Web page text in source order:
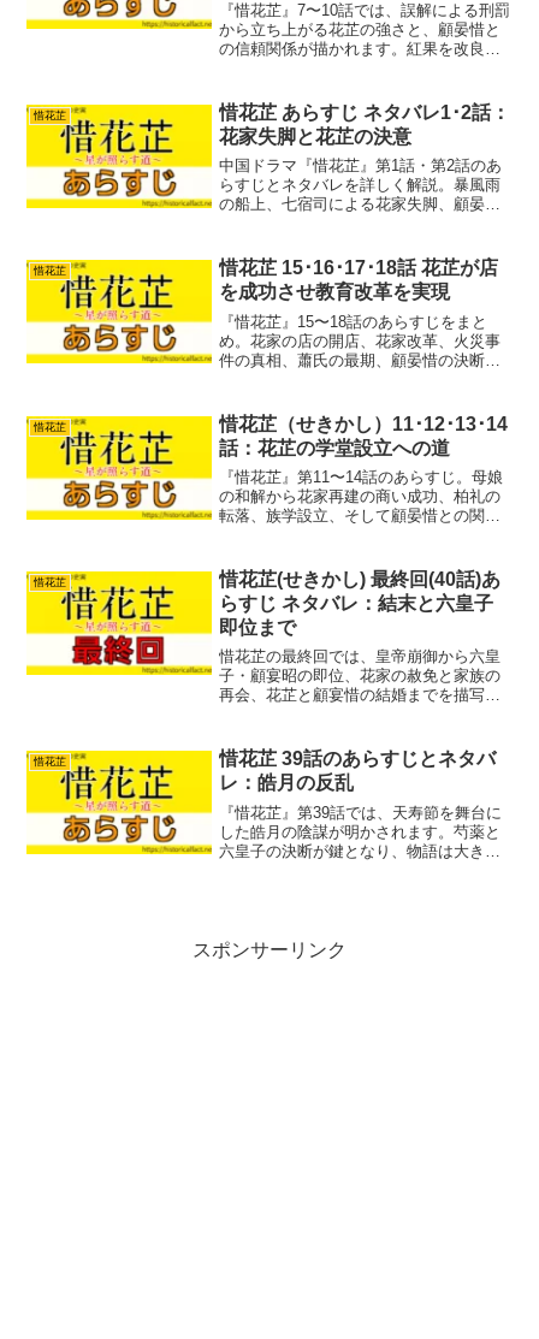
『惜花芷』7〜10話では、誤解による刑罰
から立ち上がる花芷の強さと、顧晏惜と
の信頼関係が描かれます。紅果を改良し
回です。
惜花芷
惜花芷 あらすじ ネタバレ1･2話：
花家失脚と花芷の決意
中国ドラマ『惜花芷』第1話・第2話のあ
らすじとネタバレを詳しく解説。暴風雨
の船上、七宿司による花家失脚、顧晏惜
惜花芷
惜花芷 15･16･17･18話 花芷が店
を成功させ教育改革を実現
『惜花芷』15〜18話のあらすじをまと
め。花家の店の開店、花家改革、火災事
件の真相、蕭氏の最期、顧晏惜の決断な
ころを丁寧に紹介します。
惜花芷
惜花芷（せきかし）11･12･13･14
話：花芷の学堂設立への道
『惜花芷』第11〜14話のあらすじ。母娘
の和解から花家再建の商い成功、柏礼の
転落、族学設立、そして顧晏惜との関係
惜花芷
惜花芷(せきかし) 最終回(40話)あ
らすじ ネタバレ：結末と六皇子
即位まで
惜花芷の最終回では、皇帝崩御から六皇
子・顧宴昭の即位、花家の赦免と家族の
再会、花芷と顧宴惜の結婚までを描写。
解説しています。感動の結末を振り返り
ます。
惜花芷
惜花芷 39話のあらすじとネタバ
レ：皓月の反乱
『惜花芷』第39話では、天寿節を舞台に
した皓月の陰謀が明かされます。芍薬と
六皇子の決断が鍵となり、物語は大きく
スポンサーリンク